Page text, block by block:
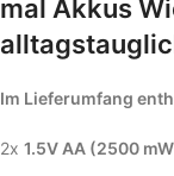
mal Akkus
Im Lieferumfang
2x 1.5V AA (2500